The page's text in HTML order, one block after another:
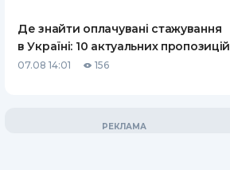
Де знайти оплачувані стажування
в Україні: 10 актуальних пропозицій
07.08 14:01 156